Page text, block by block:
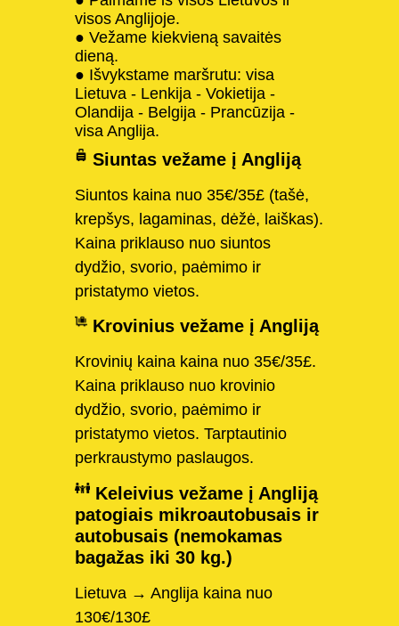
visos Anglijoje.
● Vežame kiekvieną savaitės
dieną.
● Išvykstame maršrutu: visa
Lietuva - Lenkija - Vokietija -
Olandija - Belgija - Prancūzija -
visa Anglija.
Siuntas vežame į Angliją
Siuntos kaina nuo 35€/35£ (tašė,
krepšys, lagaminas, dėžė, laiškas).
Kaina priklauso nuo siuntos
dydžio, svorio, paėmimo ir
pristatymo vietos.
Krovinius vežame į Angliją
Krovinių kaina kaina nuo 35€/35£.
Kaina priklauso nuo krovinio
dydžio, svorio, paėmimo ir
pristatymo vietos. Tarptautinio
perkraustymo paslaugos.
Keleivius vežame į Angliją
patogiais mikroautobusais ir
autobusais (nemokamas
bagažas iki 30 kg.)
Lietuva → Anglija kaina nuo
130€/130£